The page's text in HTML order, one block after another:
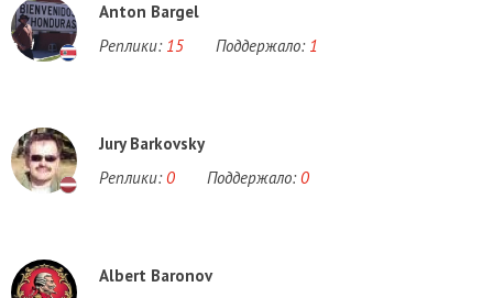
Anton Bargel
Реплики: 15 Поддержало: 1
Jury Barkovsky
Реплики: 0 Поддержало: 0
Albert Baronov